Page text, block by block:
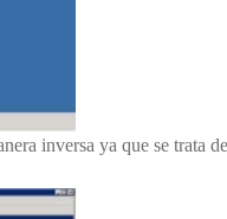
inversa ya que se trata